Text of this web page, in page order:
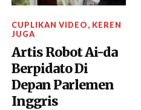
CUPLIKAN VIDEO, KEREN
JUGA
Artis Robot Ai-da
Berpidato Di
Depan Parlemen
Inggris